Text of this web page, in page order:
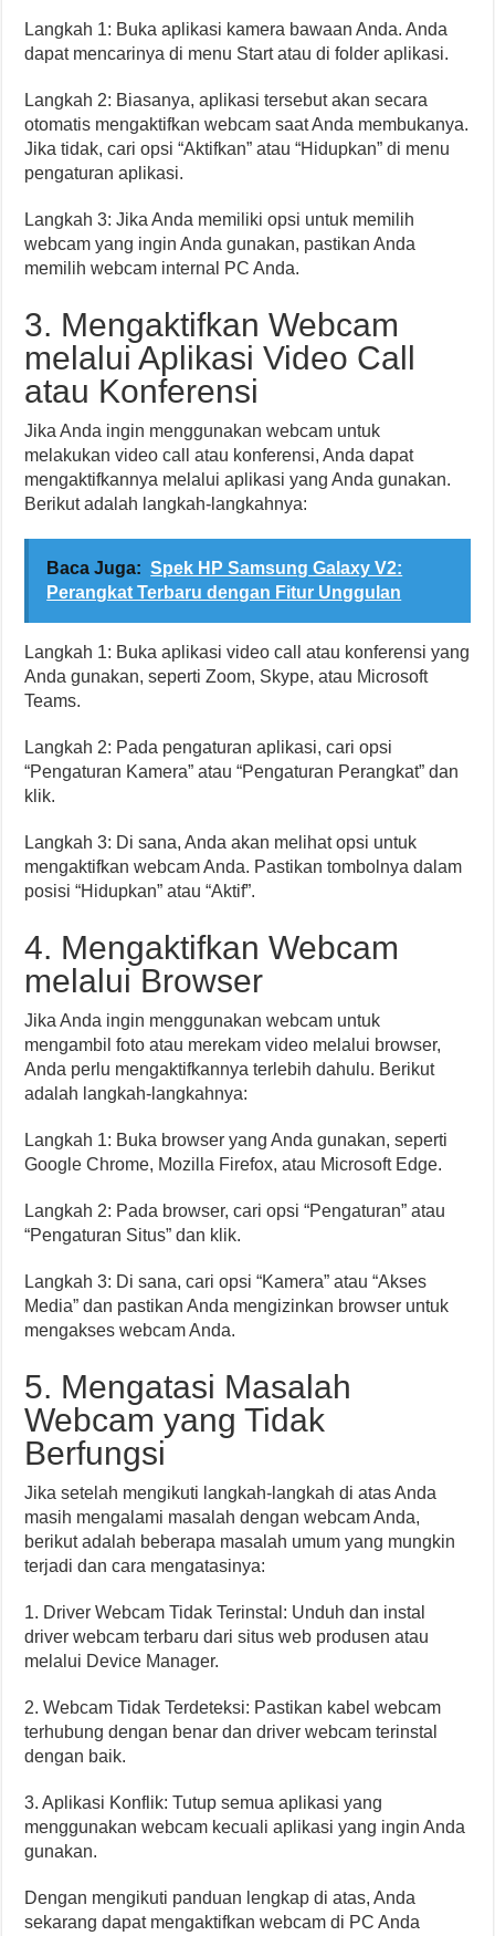
Langkah 1: Buka aplikasi kamera bawaan Anda. Anda
dapat mencarinya di menu Start atau di folder aplikasi.
Langkah 2: Biasanya, aplikasi tersebut akan secara
otomatis mengaktifkan webcam saat Anda membukanya.
Jika tidak, cari opsi “Aktifkan” atau “Hidupkan” di menu
pengaturan aplikasi.
Langkah 3: Jika Anda memiliki opsi untuk memilih
webcam yang ingin Anda gunakan, pastikan Anda
memilih webcam internal PC Anda.
3. Mengaktifkan Webcam
melalui Aplikasi Video Call
atau Konferensi
Jika Anda ingin menggunakan webcam untuk
melakukan video call atau konferensi, Anda dapat
mengaktifkannya melalui aplikasi yang Anda gunakan.
Berikut adalah langkah-langkahnya:
Baca Juga: Spek HP Samsung Galaxy V2:
Perangkat Terbaru dengan Fitur Unggulan
Langkah 1: Buka aplikasi video call atau konferensi yang
Anda gunakan, seperti Zoom, Skype, atau Microsoft
Teams.
Langkah 2: Pada pengaturan aplikasi, cari opsi
“Pengaturan Kamera” atau “Pengaturan Perangkat” dan
klik.
Langkah 3: Di sana, Anda akan melihat opsi untuk
mengaktifkan webcam Anda. Pastikan tombolnya dalam
posisi “Hidupkan” atau “Aktif”.
4. Mengaktifkan Webcam
melalui Browser
Jika Anda ingin menggunakan webcam untuk
mengambil foto atau merekam video melalui browser,
Anda perlu mengaktifkannya terlebih dahulu. Berikut
adalah langkah-langkahnya:
Langkah 1: Buka browser yang Anda gunakan, seperti
Google Chrome, Mozilla Firefox, atau Microsoft Edge.
Langkah 2: Pada browser, cari opsi “Pengaturan” atau
“Pengaturan Situs” dan klik.
Langkah 3: Di sana, cari opsi “Kamera” atau “Akses
Media” dan pastikan Anda mengizinkan browser untuk
mengakses webcam Anda.
5. Mengatasi Masalah
Webcam yang Tidak
Berfungsi
Jika setelah mengikuti langkah-langkah di atas Anda
masih mengalami masalah dengan webcam Anda,
berikut adalah beberapa masalah umum yang mungkin
terjadi dan cara mengatasinya:
1. Driver Webcam Tidak Terinstal: Unduh dan instal
driver webcam terbaru dari situs web produsen atau
melalui Device Manager.
2. Webcam Tidak Terdeteksi: Pastikan kabel webcam
terhubung dengan benar dan driver webcam terinstal
dengan baik.
3. Aplikasi Konflik: Tutup semua aplikasi yang
menggunakan webcam kecuali aplikasi yang ingin Anda
gunakan.
Dengan mengikuti panduan lengkap di atas, Anda
sekarang dapat mengaktifkan webcam di PC Anda